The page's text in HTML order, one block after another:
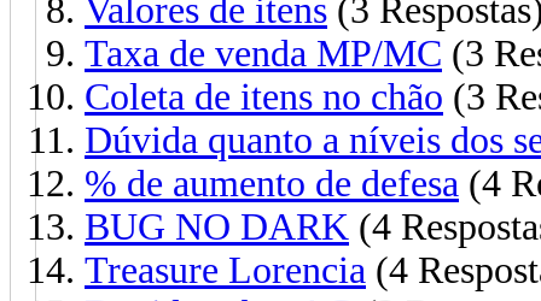
Valores de itens (3
Taxa de venda MP/MC (3
Coleta de itens no chão (3
Dúvida quanto a níveis dos
% de aumento de defesa (4
BUG NO DARK (4
Treasure Lorencia (4